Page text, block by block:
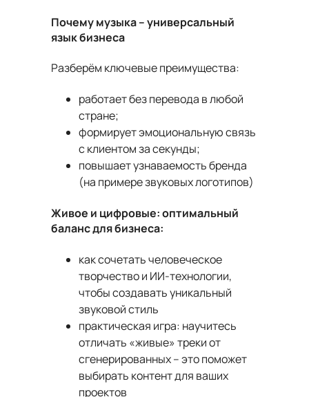
Почему музыка – универсальный
язык бизнеса
Разберём ключевые преимущества:
работает без перевода в любой
стране;
формирует эмоциональную связь
с клиентом за секунды;
повышает узнаваемость бренда
(на примере звуковых логотипов)
Живое и цифровые: оптимальный
баланс для бизнеса:
как сочетать человеческое
творчество и ИИ-технологии,
чтобы создавать уникальный
звуковой стиль
практическая игра: научитесь
отличать «живые» треки от
сгенерированных – это поможет
выбирать контент для ваших
проектов